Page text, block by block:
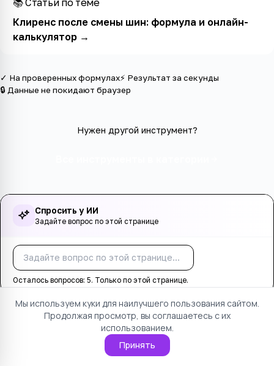
Клиренс после смены шин: формула и онлайн-
калькулятор→
✓ На проверенных формулах⚡ Результат за секунды
🔒 Данные не покидают браузер
Нужен другой инструмент?
Спросить у ИИ
Задайте вопрос по этой странице
Осталось вопросов: 5. Только по этой странице.
Оцените страницу
Не понравилось
Мы используем куки для наилучшего пользования сайтом.
Продолжая просмотр, вы соглашаетесь с их
использованием.
Принять